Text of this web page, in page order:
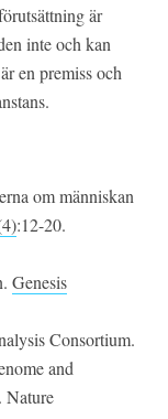
är
inte och kan
en premiss och
om människan
:12-20.
Genesis
Consortium.
and
Nature